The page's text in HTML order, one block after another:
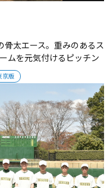
京版
太エース。重みのあるス
ムを元気付けるピッチン
中堅手）川口純平主将
俊足巧打の１番バッター
く。川口主将は攻守の